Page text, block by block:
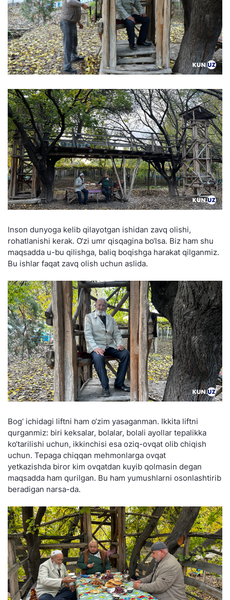
Inson dunyoga kelib qilayotgan ishidan zavq olishi,
rohatlanishi kerak. O‘zi umr qisqagina bo‘lsa. Biz ham shu
maqsadda u-bu qilishga, baliq boqishga harakat qilganmiz.
Bu ishlar faqat zavq olish uchun aslida.
Bog‘ ichidagi liftni ham o‘zim yasaganman. Ikkita liftni
qurganmiz: biri keksalar, bolalar, bolali ayollar tepalikka
ko‘tarilishi uchun, ikkinchisi esa oziq-ovqat olib chiqish
uchun. Tepaga chiqqan mehmonlarga ovqat
yetkazishda biror kim ovqatdan kuyib qolmasin degan
maqsadda ham qurilgan. Bu ham yumushlarni osonlashtirib
beradigan narsa-da.